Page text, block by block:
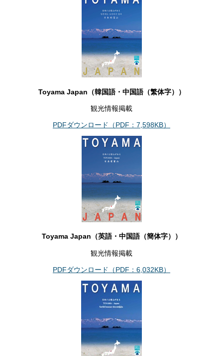
Toyama Japan（韓国語・中国語（繁体字））
観光情報掲載
PDFダウンロード（PDF：7,598KB）
Toyama Japan（英語・中国語（簡体字））
観光情報掲載
PDFダウンロード（PDF：6,032KB）